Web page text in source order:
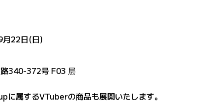
月22日(日)
路340-372号 F03 层
属するVTuberの商品も展開いたします。